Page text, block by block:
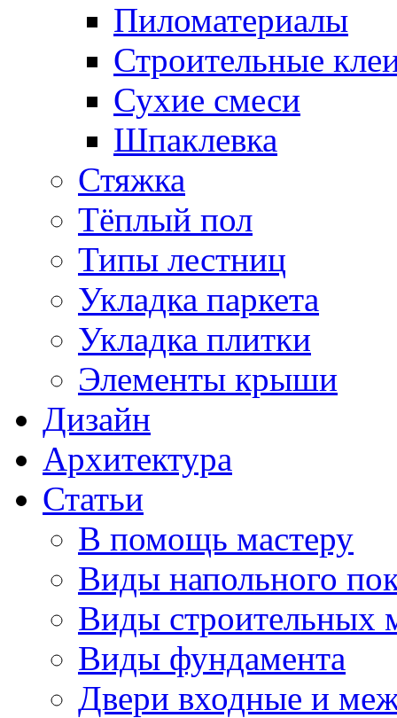
Пиломатериалы
Строительные
Сухие смеси
Шпаклевка
Стяжка
Тёплый пол
Типы лестниц
Укладка паркета
Укладка плитки
Элементы крыши
Дизайн
Архитектура
Статьи
В помощь мастеру
Виды напольного
Виды строительных
Виды фундамента
Двери входные и